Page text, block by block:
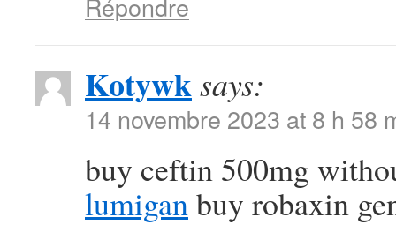
Kotywksays:
14 novembre 2023 at 8 h 58
buy ceftin 500mg
lumiganbuy robaxin